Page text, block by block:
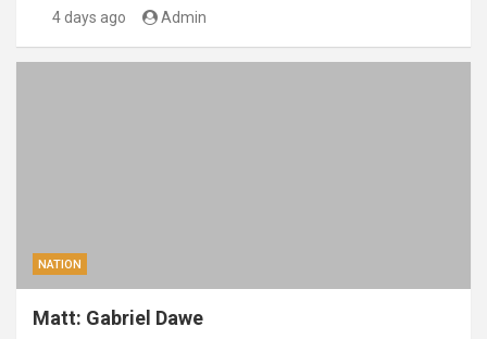
4 days ago Admin
NATION
Matt: Gabriel Dawe